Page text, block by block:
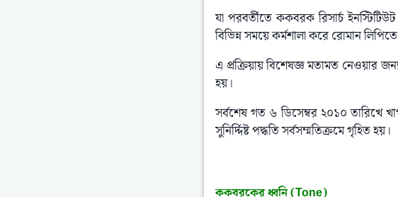
যা পরবর্তীতে ককবরক রিসার্চ
বিভিন্ন সময়ে কর্মশালা করে রোমান
এ প্রক্রিয়ায় বিশেষজ্ঞ মতামত নেওয়ার
হয়।
সর্বশেষ গত ৬ ডিসেম্বর ২০১০ তারিখে
সুনির্দ্দিষ্ট পদ্ধতি সর্বসম্মতিক্রমে গৃহিত হয়।
ককবরকের ধ্বনি (Tone)